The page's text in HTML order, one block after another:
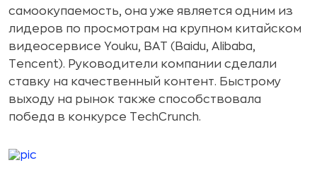
самоокупаемость, она уже является одним из
лидеров по просмотрам на крупном китайском
видеосервисе Youku, BAT (Baidu, Alibaba,
Tencent). Руководители компании сделали
ставку на качественный контент. Быстрому
выходу на рынок также способствовала
победа в конкурсе TechCrunch.